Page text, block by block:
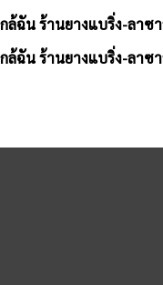
ล้ฉัน ร้านยางแบริ่ง-ลา
ล้ฉัน ร้านยางแบริ่ง-ลา